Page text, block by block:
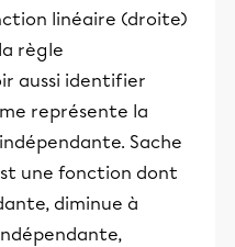
linéaire (droite)
règle
aussi identifier
représente la
Sache
une fonction dont
diminue à